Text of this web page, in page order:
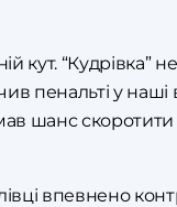
кут. “Кудрівка”
пенальті у наші
шанс скоротити
впевнено